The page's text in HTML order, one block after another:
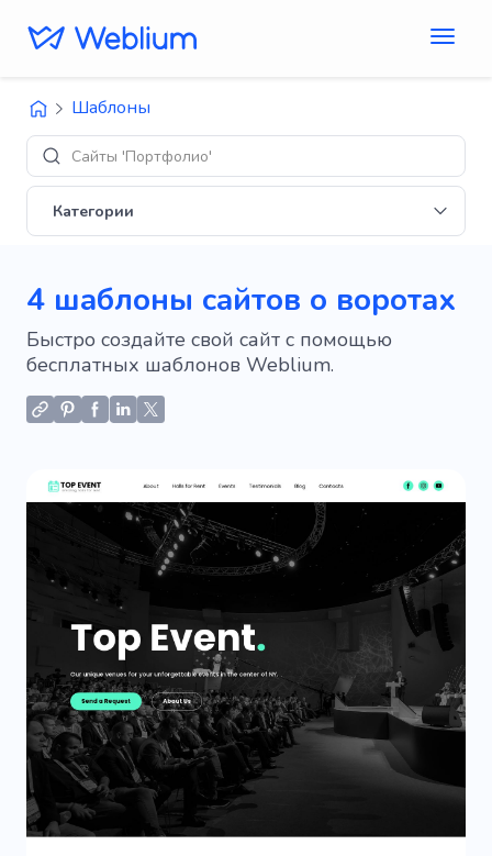
Шаблоны
Сайты 'Портфолио'
Категории
4 шаблоны сайтов о воротах
Быстро создайте свой сайт с помощью
бесплатных шаблонов Weblium.